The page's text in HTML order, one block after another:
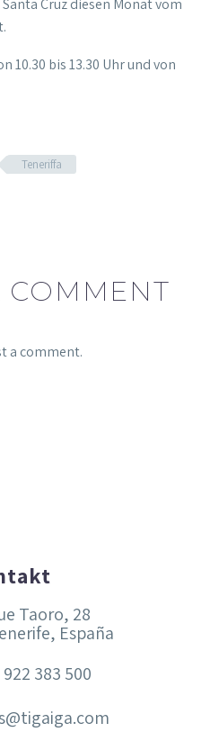
10.30 bis 13.30 Uhr und von
Teneriffa
COMMENT
a comment.
Taoro, 28
España
383 500